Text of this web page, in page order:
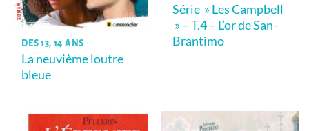
DÈS 13, 14 ANS
La neuvième loutre
bleue
Série » Les Campbell
» – T.4 – L’or de San-
Brantimo